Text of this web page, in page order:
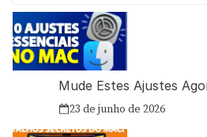
Mude Estes Ajustes
23 de junho de 2026